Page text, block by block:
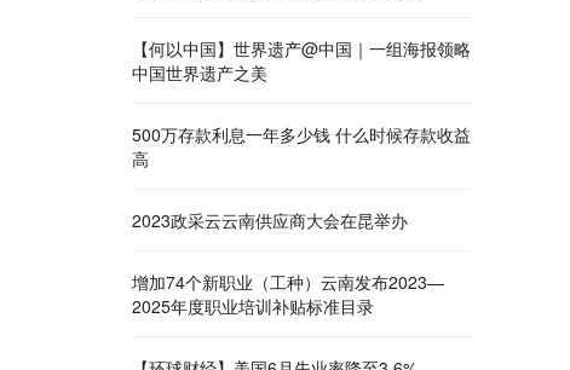
【何以中国】世界遗产@中国｜一组海报领略
中国世界遗产之美
500万存款利息一年多少钱 什么时候存款收益
高
2023政采云云南供应商大会在昆举办
增加74个新职业（工种）云南发布2023—
2025年度职业培训补贴标准目录